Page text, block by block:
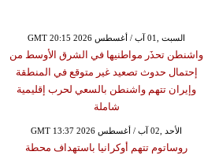
GMT 20:15 2026 السبت ,01 آب / أغسطس
واشنطن تحذَر مواطنيها في الشرق الأوسط من
إحتمال حدوث تصعيد غير متوقع في المنطقة
وإيران تتهم واشنطن بالسعي لحرب إقليمية
شاملة
GMT 13:37 2026 الأحد ,02 آب / أغسطس
روساتوم تتهم أوكرانيا باستهداف محطة